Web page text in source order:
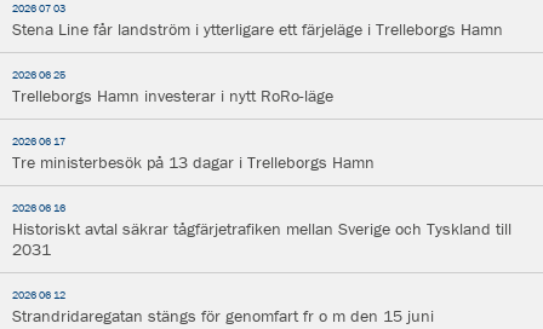
2026 07 03
Stena Line får landström i ytterligare ett färjeläge i Trelleborgs Hamn
2026 06 25
Trelleborgs Hamn investerar i nytt RoRo-läge
2026 06 17
Tre ministerbesök på 13 dagar i Trelleborgs Hamn
2026 06 16
Historiskt avtal säkrar tågfärjetrafiken mellan Sverige och Tyskland till
2031
2026 06 12
Strandridaregatan stängs för genomfart fr o m den 15 juni